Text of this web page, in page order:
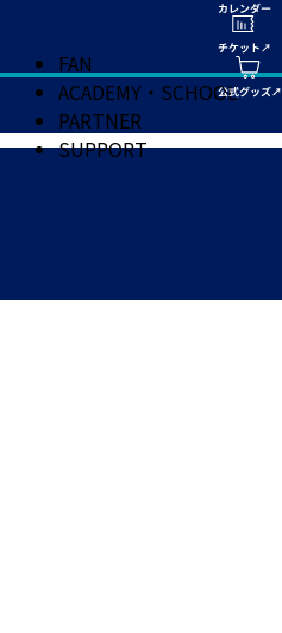
FAN
ACADEMY・SCHOOL
PARTNER
SUPPORT